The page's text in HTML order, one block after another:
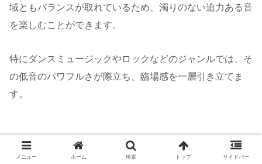
域ともバランスが取れているため、濁りのない迫力ある音
を楽しむことができます。
特にダンスミュージックやロックなどのジャンルでは、そ
の低音のパワフルさが際立ち、臨場感を一層引き立てま
す。
ライブ会場のような臨場感の秘密
メニュー ホーム 検索 トップ サイドバー